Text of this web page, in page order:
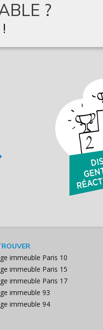
?
immeuble Paris 10
immeuble Paris 15
immeuble Paris 17
immeuble 93
immeuble 94